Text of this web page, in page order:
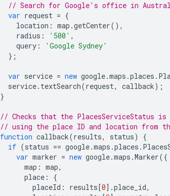
// Search for Google's office in
var request = {
location : map .getCenter(),
radius : '500' ,
query :
'Google Sydney'
};
var service = new google.maps .places .
service. textSearch(request, callback);
}
// Checks that the PlacesServiceStatus is
// using the place ID and location from
function callback(results, status)
{
if (status == google.maps .places .
var marker = new google.maps .Marker({
map : map,
place :
{
placeId : results[0].place_id,